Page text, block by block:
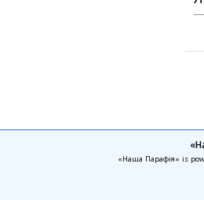
«Наша Парафія» is